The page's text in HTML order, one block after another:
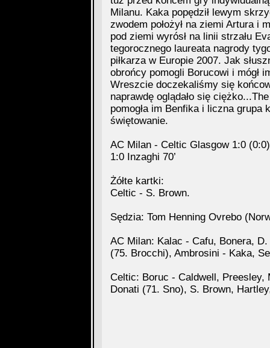
Milanu. Kaka popędził lewym
zwodem położył na ziemi Artura i
pod ziemi wyrósł na linii strzału
tegorocznego laureata nagrody
piłkarza w Europie 2007. Jak
obrońcy pomogli Borucowi i mógł
Wreszcie doczekaliśmy się
naprawdę oglądało się
pomogła im Benfika i liczna grupa
świętowanie.
AC Milan - Celtic Glasgow 1:0
1:0 Inzaghi 70’
Żółte kartki:
Celtic - S. Brown.
Sędzia: Tom Henning Ovrebo
AC Milan: Kalac - Cafu, Bonera,
(75. Brocchi), Ambrosini - Kaka,
Celtic: Boruc - Caldwell, Preesley,
Donati (71. Sno), S. Brown,